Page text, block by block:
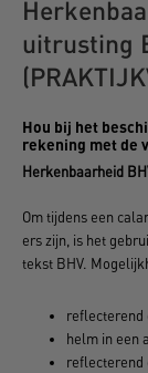
uitrusting
Hou bij het
rekening met de
Herkenbaarheid
Om tijdens een
ers zijn, is het
tekst BHV.
reflecterend
helm in een
reflecterend